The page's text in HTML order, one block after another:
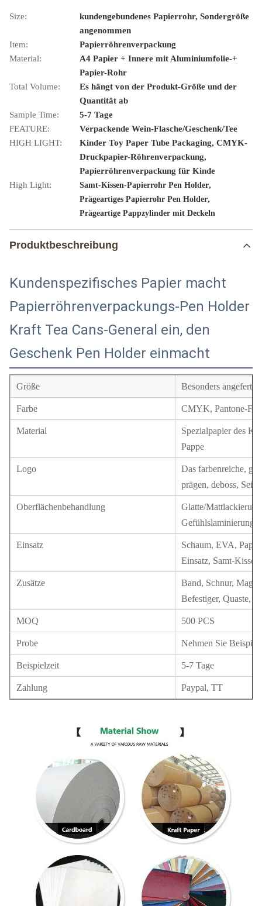
Size:
kundengebundenes Papierrohr, Sondergröße
angenommen
Item:
Papierröhrenverpackung
Material:
A4 Papier + Innere mit Aluminiumfolie-+
Papier-Rohr
Total Volume:
Es hängt von der Produkt-Größe und der
Quantität ab
Sample Time:
5-7 Tage
FEATURE:
Verpackende Wein-Flasche/Geschenk/Tee
HIGH LIGHT:
Kinder Toy Paper Tube Packaging, CMYK-
Druckpapier-Röhrenverpackung,
Papierröhrenverpackung für Kinde
High Light:
Samt-Kissen-Papierrohr Pen Holder,
Prägeartiges Papierrohr Pen Holder,
Prägeartige Pappzylinder mit Deckeln
Produktbeschreibung
Kundenspezifisches Papier macht
Papierröhrenverpackungs-Pen Holder
Kraft Tea Cans-General ein, den
Geschenk Pen Holder einmacht
Größe Besonders angefertigt
Farbe CMYK, Pantone-
Material
Spezialpapier des
Pappe
Logo
Das farbenreiche,
prägen, deboss,
Oberflächenbehandlung
Glatte/
Gefühlslaminierung
Einsatz
Schaum, EVA,
Einsatz, Samt-Kissen
Zusätze
Band, Schnur,
Befestiger, Quaste,
MOQ 500 PCS
Probe Nehmen Sie
Beispielzeit 5-7 Tage
Zahlung Paypal, TT